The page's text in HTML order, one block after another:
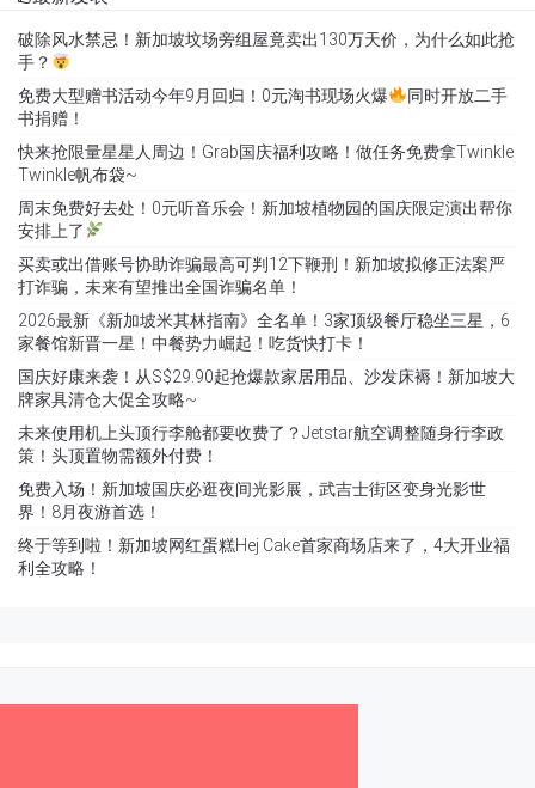
破除风水禁忌！新加坡坟场旁组屋竟卖出130万天价，为什么如此抢
手？
免费大型赠书活动今年9月回归！0元淘书现场火爆
同时开放二手
书捐赠！
快来抢限量星星人周边！Grab国庆福利攻略！做任务免费拿Twinkle
Twinkle帆布袋~
周末免费好去处！0元听音乐会！新加坡植物园的国庆限定演出帮你
安排上了
买卖或出借账号协助诈骗最高可判12下鞭刑！新加坡拟修正法案严
打诈骗，未来有望推出全国诈骗名单！
2026最新《新加坡米其林指南》全名单！3家顶级餐厅稳坐三星，6
家餐馆新晋一星！中餐势力崛起！吃货快打卡！
国庆好康来袭！从S$29.90起抢爆款家居用品、沙发床褥！新加坡大
牌家具清仓大促全攻略~
未来使用机上头顶行李舱都要收费了？Jetstar航空调整随身行李政
策！头顶置物需额外付费！
免费入场！新加坡国庆必逛夜间光影展，武吉士街区变身光影世
界！8月夜游首选！
终于等到啦！新加坡网红蛋糕Hej Cake首家商场店来了，4大开业福
利全攻略！